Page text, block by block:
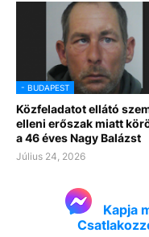
- BUDAPEST
Közfeladatot ellátó
elleni erőszak miatt
a 46 éves Nagy Balázst
Július 24, 2026
Kapja